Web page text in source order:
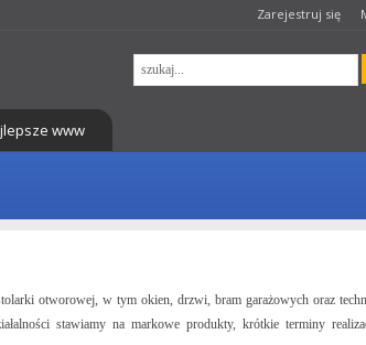
Zarejestruj się
www
w tym okien, drzwi, bram garażowych oraz techniki
stawiamy na markowe produkty, krótkie terminy realizacji,